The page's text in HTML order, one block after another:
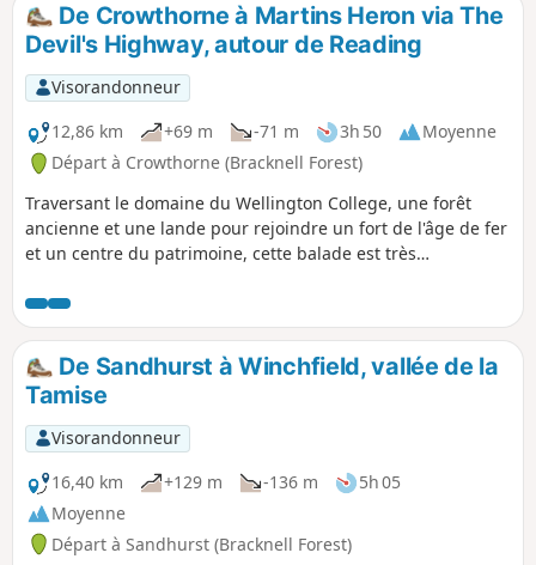
De Crowthorne à Martins Heron via The
Devil's Highway, autour de Reading
Visorandonneur
12,86 km
+69 m -71 m 3h 50
Moyenne
Départ à Crowthorne (Bracknell Forest)
Traversant le domaine du Wellington College, une forêt
ancienne et une lande pour rejoindre un fort de l'âge de fer
et un centre du patrimoine, cette balade est très
De Sandhurst à Winchfield, vallée de la
Tamise
Visorandonneur
16,40 km
+129 m -136 m
5h 05
Moyenne
Départ à Sandhurst (Bracknell Forest)